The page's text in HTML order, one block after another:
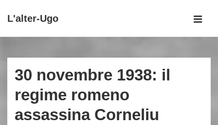
Vai
principale
L'alter-Ugo
principale
30 novembre 1938: il
regime romeno
assassina Corneliu